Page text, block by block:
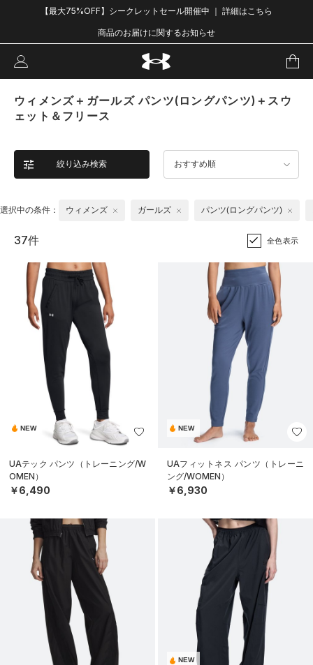
【最大75%OFF】シークレットセール開催中 ｜ 詳細はこちら
商品のお届けに関するお知らせ
ウィメンズ＋ガールズ パンツ(ロングパンツ)＋スウ
ェット＆フリース
絞り込み検索 おすすめ順
選択中の条件： ウィメンズ ガールズ パンツ(ロングパンツ)
37件 全色表示
NEW
UAテック パンツ（トレーニング/W
OMEN）
￥6,490
NEW
UAフィットネス パンツ（トレーニ
ング/WOMEN）
￥6,930
NEW